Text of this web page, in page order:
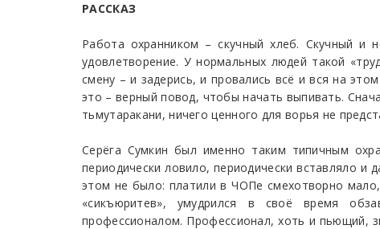
РАССКАЗ
Работа охранником – скучный хлеб. Скучный
удовлетворение. У нормальных людей такой
смену – и задерись, и провались всё и вся на
это – верный повод, чтобы начать выпивать.
тьмутаракани, ничего ценного для ворья не
Серёга Сумкин был именно таким типичным
периодически ловило, периодически вставляло и
этом не было: платили в ЧОПе смехотворно
«сикъюритев», умудрился в своё время
профессионалом. Профессионал, хоть и пьющий,